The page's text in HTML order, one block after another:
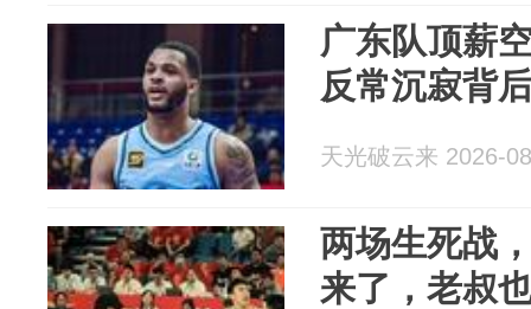
广东队顶薪
反常沉寂背
天光破云来 2026-
两场生死战
来了，老叔